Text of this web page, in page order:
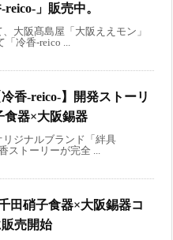
」販売中。
大阪髙島屋「大阪ええモン」
冷香-reico ...
香-reico-】開発ストーリ
食器×大阪錫器
ジナルブランド「絆具
ストーリーが完全 ...
田硝子食器×大阪錫器コ
売開始